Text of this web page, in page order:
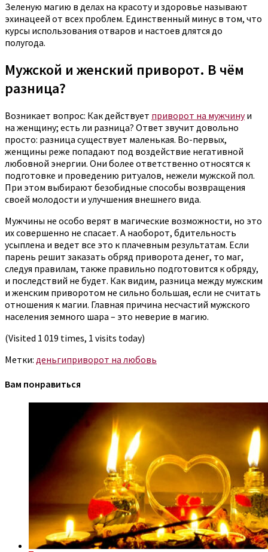
Зеленую магию в делах на красоту и здоровье называют
эхинацеей от всех проблем. Единственный минус в том, что
курсы использования отваров и настоев длятся до
полугода.
Мужской и женский приворот. В чём
разница?
Возникает вопрос: Как действует приворот на мужчинуи
на женщину; есть ли разница? Ответ звучит довольно
просто: разница существует маленькая. Во-первых,
женщины реже попадают под воздействие негативной
любовной энергии. Они более ответственно относятся к
подготовке и проведению ритуалов, нежели мужской пол.
При этом выбирают безобидные способы возвращения
своей молодости и улучшения внешнего вида.
Мужчины не особо верят в магические возможности, но это
их совершенно не спасает. А наоборот, бдительность
усыплена и ведет все это к плачевным результатам. Если
парень решит заказать обряд приворота денег, то маг,
следуя правилам, также правильно подготовится к обряду,
и последствий не будет. Как видим, разница между мужским
и женским приворотом не сильно большая, если не считать
отношения к магии. Главная причина несчастий мужского
населения земного шара – это неверие в магию.
(Visited 1 019 times, 1 visits today)
Метки: деньгиприворот на любовь
Вам понравиться